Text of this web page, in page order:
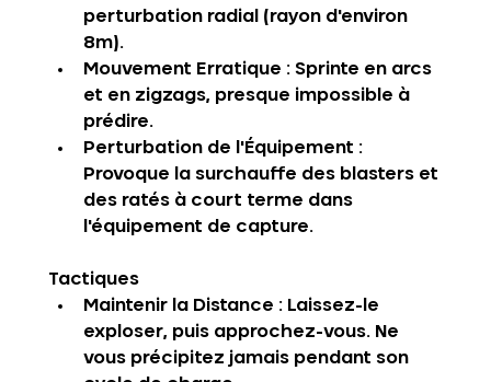
perturbation radial (rayon d'environ
8m).
Mouvement Erratique : Sprinte en arcs
et en zigzags, presque impossible à
prédire.
Perturbation de l'Équipement :
Provoque la surchauffe des blasters et
des ratés à court terme dans
l'équipement de capture.
Tactiques
Maintenir la Distance : Laissez-le
exploser, puis approchez-vous. Ne
vous précipitez jamais pendant son